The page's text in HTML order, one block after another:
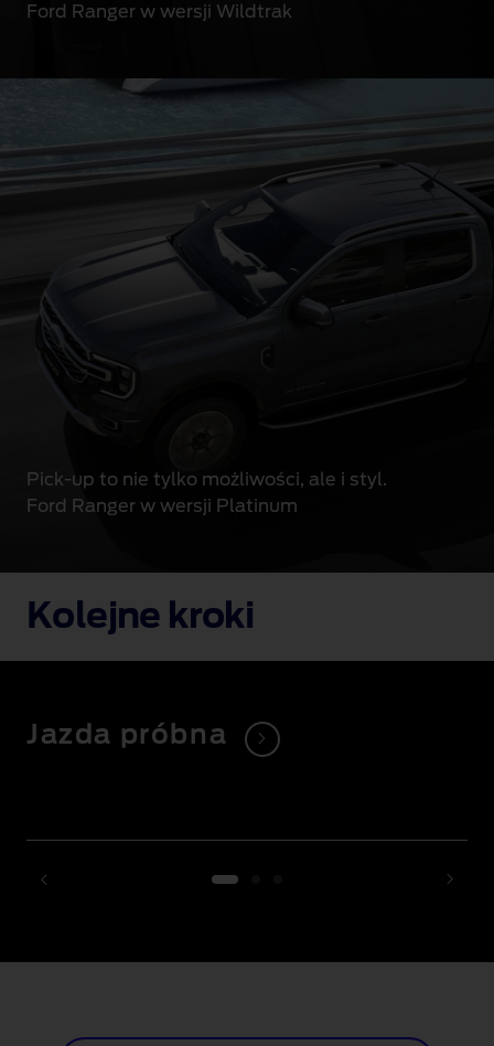
Ford Ranger w wersji Wildtrak
Pick-up to nie tylko możliwości, ale i styl.
Ford Ranger w wersji Platinum
Kolejne kroki
Jazda próbna
1 of 3